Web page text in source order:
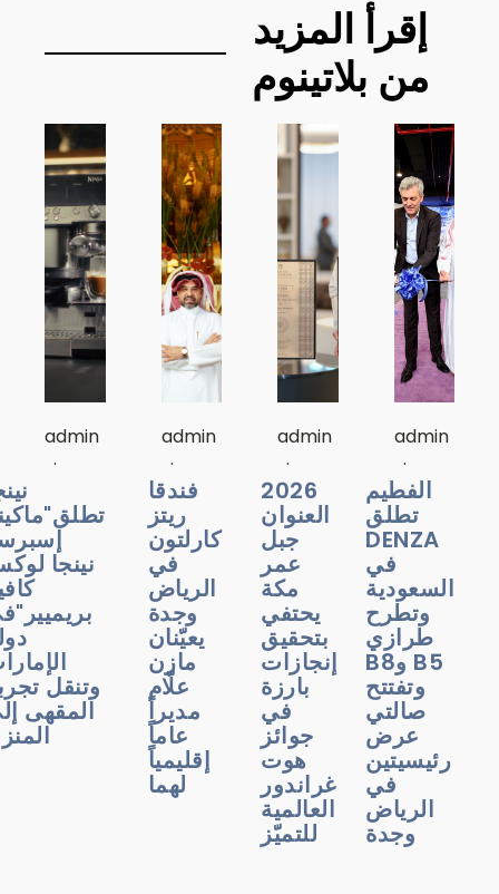
إقرأ المزيد
من بلاتينوم
admin
الفطيم
تطلق
DENZA
في
السعودية
وتطرح
طرازي
B5 وB8
وتفتتح
صالتي
عرض
رئيسيتين
في
الرياض
وجدة
admin
2026
العنوان
جبل
عمر
مكة
يحتفي
بتحقيق
إنجازات
بارزة
في
جوائز
هوت
غراندور
العالمية
للتميّز
admin
فندقا
ريتز
كارلتون
في
الرياض
وجدة
يعيّنان
مازن
علّام
مديراً
عاماً
إقليمياً
لهما
admin
نينجا
تطلق"ماكينة
إسبرسو
نينجا لوكس
كافيه
بريميير"في
دولة
الإمارات
وتنقل تجربة
المقهى إلى
المنزل